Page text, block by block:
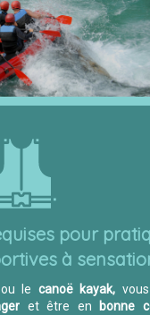
pour
à
ou le canoë kayak,
et être en bonne